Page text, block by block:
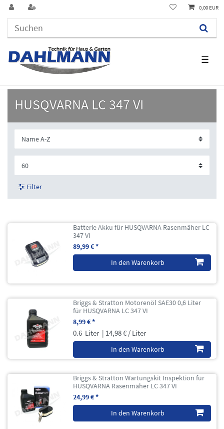
☰
0,00 EUR
HUSQVARNA LC 347 VI
Filter
Batterie Akku für HUSQVARNA Rasenmäher LC
347 VI
89,99 € *
In den Warenkorb
Briggs & Stratton Motorenöl SAE30 0,6 Liter
für HUSQVARNA LC 347 VI
8,99 € *
0.6 Liter | 14,98 € / Liter
In den Warenkorb
Briggs & Stratton Wartungskit Inspektion für
HUSQVARNA Rasenmäher LC 347 VI
24,99 € *
In den Warenkorb